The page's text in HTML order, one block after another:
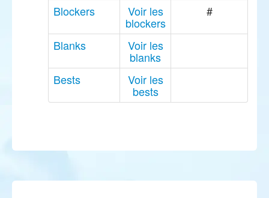
Blockers Voir les
blockers
#
Blanks Voir les
blanks
Bests
Voir les
bests